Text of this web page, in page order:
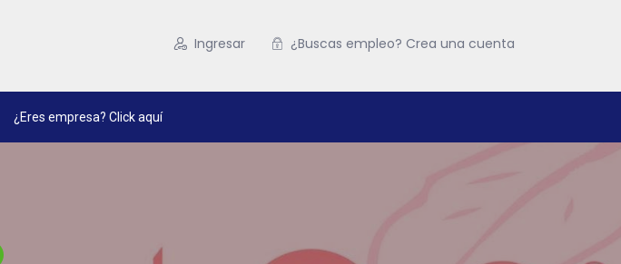
Ingresar ¿Buscas empleo? Crea una cuenta
¿Eres empresa? Click aquí